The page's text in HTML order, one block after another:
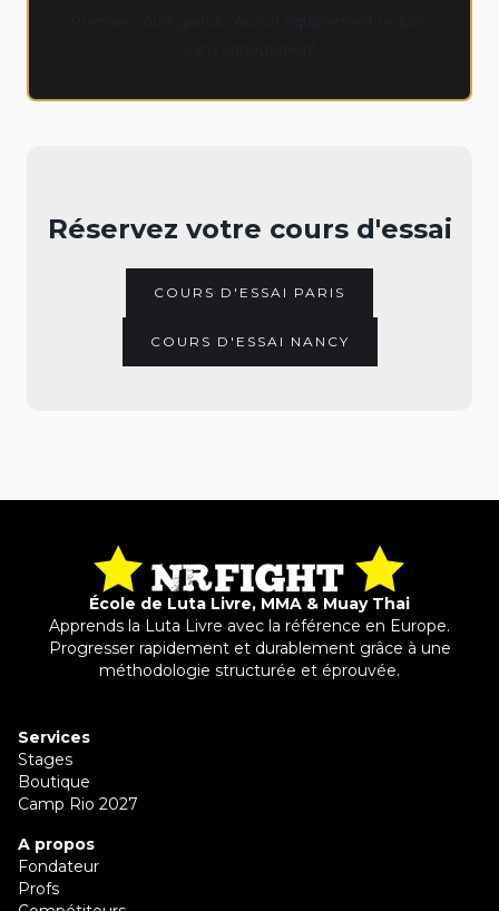
Réservez votre cours d'essai
COURS D'ESSAI PARIS
COURS D'ESSAI NANCY
École de Luta Livre, MMA & Muay Thai
Apprends la Luta Livre avec la référence en Europe.
Progresser rapidement et durablement grâce à une
méthodologie structurée et éprouvée.
Services
Stages
Boutique
Camp Rio 2027
A propos
Fondateur
Profs